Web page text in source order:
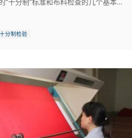
十分制检验